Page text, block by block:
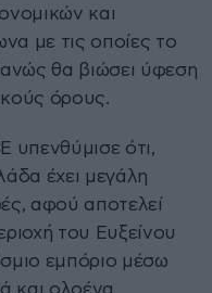
και
με τις οποίες το
θα βιώσει ύφεση
όρους.
υπενθύμισε ότι,
έχει μεγάλη
αφού αποτελεί
του Ευξείνου
εμπόριο μέσω
και ολοένα